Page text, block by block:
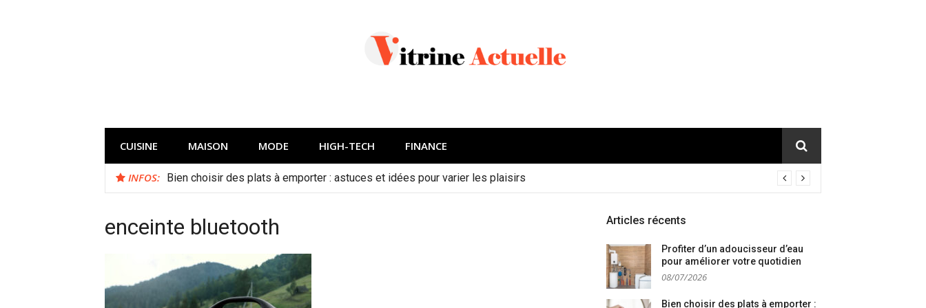
CUISINE MAISON MODE HIGH-TECH FINANCE
INFOS: Bien choisir des plats à emporter : astuces et idées pour varier les plaisirs
enceinte bluetooth Articles récents
Profiter d’un adoucisseur d’eau
pour améliorer votre quotidien
08/07/2026
Bien choisir des plats à emporter :